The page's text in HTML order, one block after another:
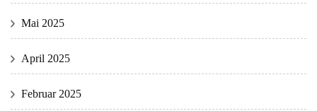
Mai 2025
April 2025
Februar 2025